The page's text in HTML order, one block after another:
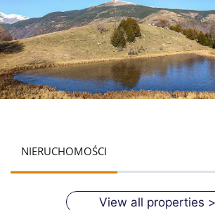
NIERUCHOMOŚCI
View all properties >